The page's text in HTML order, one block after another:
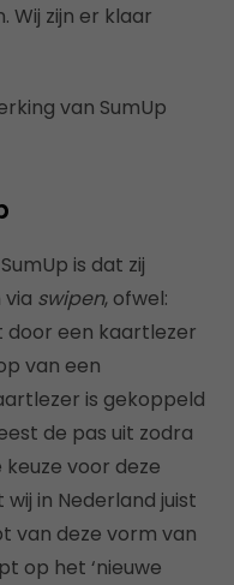
Wij zijn er klaar
van SumUp
is dat zij
swipen, ofwel:
een kaartlezer
van een
is gekoppeld
de pas uit zodra
voor deze
in Nederland juist
van deze vorm van
op het ‘nieuwe